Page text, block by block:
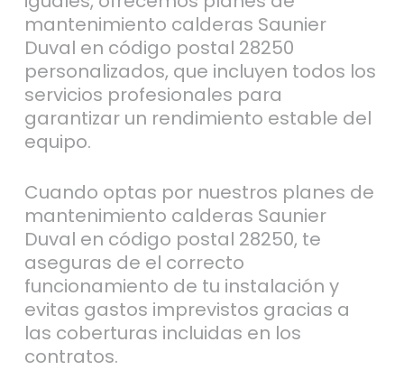
mantenimiento calderas Saunier
Duval en código postal 28250
personalizados, que incluyen todos los
servicios profesionales para
garantizar un rendimiento estable del
equipo.
Cuando optas por nuestros planes de
mantenimiento calderas Saunier
Duval en código postal 28250, te
aseguras de el correcto
funcionamiento de tu instalación y
evitas gastos imprevistos gracias a
las coberturas incluidas en los
contratos.